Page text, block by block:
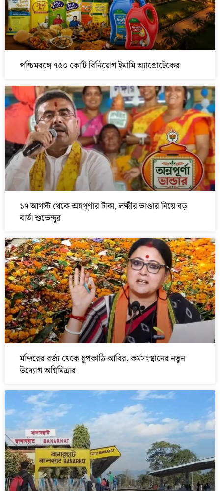
পশ্চিমবঙ্গে ৭৫০ কোটি বিনিয়োগ ইমামি অ্যাগ্রোটেকের
১৭ আগস্ট থেকে অন্নপূর্ণার টাকা, লক্ষ্মীর ভাণ্ডার নিয়ে বড়
বার্তা শুভেন্দুর
মন্দিরের বর্জ্য থেকে ধূপকাঠি-আবির, কর্মসংস্থানের নতুন
উদ্যোগ অগ্নিমিত্রার